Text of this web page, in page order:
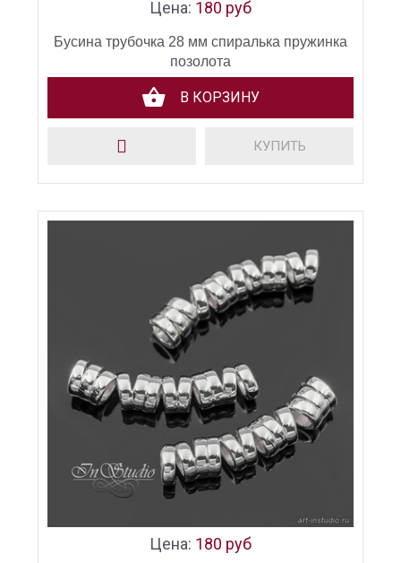
Цена: 180 руб
Бусина трубочка 28 мм спиралька пружинка
позолота
В КОРЗИНУ
КУПИТЬ
Цена: 180 руб